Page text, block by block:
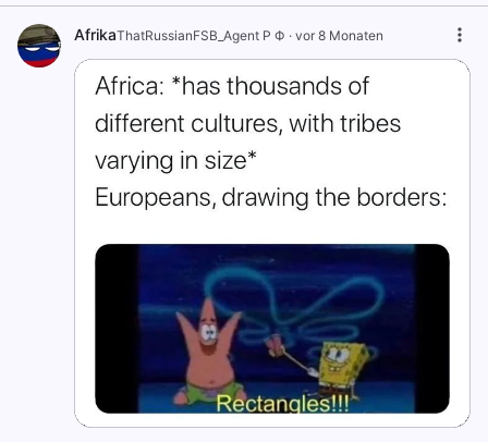
AfrikaThatRussianFSB_Agent Р Ф · vor 8 Monaten